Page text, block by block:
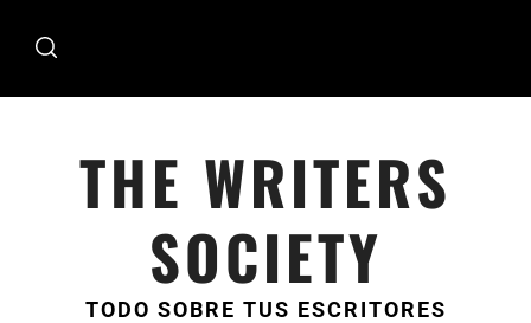
THE WRITERS
SOCIETY
TODO SOBRE TUS ESCRITORES